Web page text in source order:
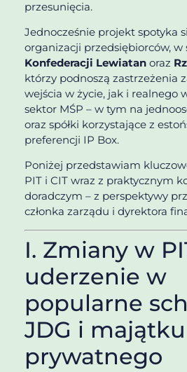
przesunięcia.
Jednocześnie projekt spotyka
organizacji przedsiębiorców, w
Konfederacji Lewiatan oraz
którzy podnoszą zastrzeżenia
wejścia w życie, jak i realnego
sektor MŚP – w tym na
oraz spółki korzystające z
preferencji IP Box.
Poniżej przedstawiam
PIT i CIT wraz z praktycznym
doradczym – z perspektywy
członka zarządu i dyrektora
I. Zmiany w
uderzenie w
popularne
JDG i majątku
prywatnego